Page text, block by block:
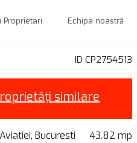
Proprietari Echipa noastră
ID CP2754513
similare
Aviatiei, Bucuresti 43.82 mp